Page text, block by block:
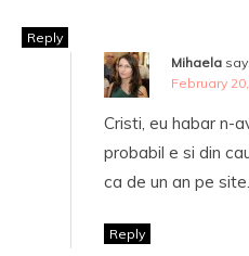
Reply
Mihaela
February
Cristi, eu habar n-
probabil e si din
ca de un an pe site.
Reply